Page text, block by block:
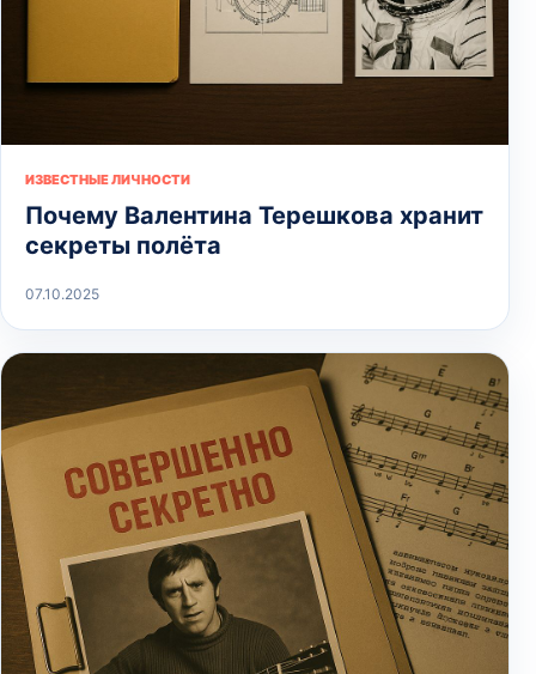
ИЗВЕСТНЫЕ ЛИЧНОСТИ
Почему Валентина Терешкова хранит
секреты полёта
07.10.2025